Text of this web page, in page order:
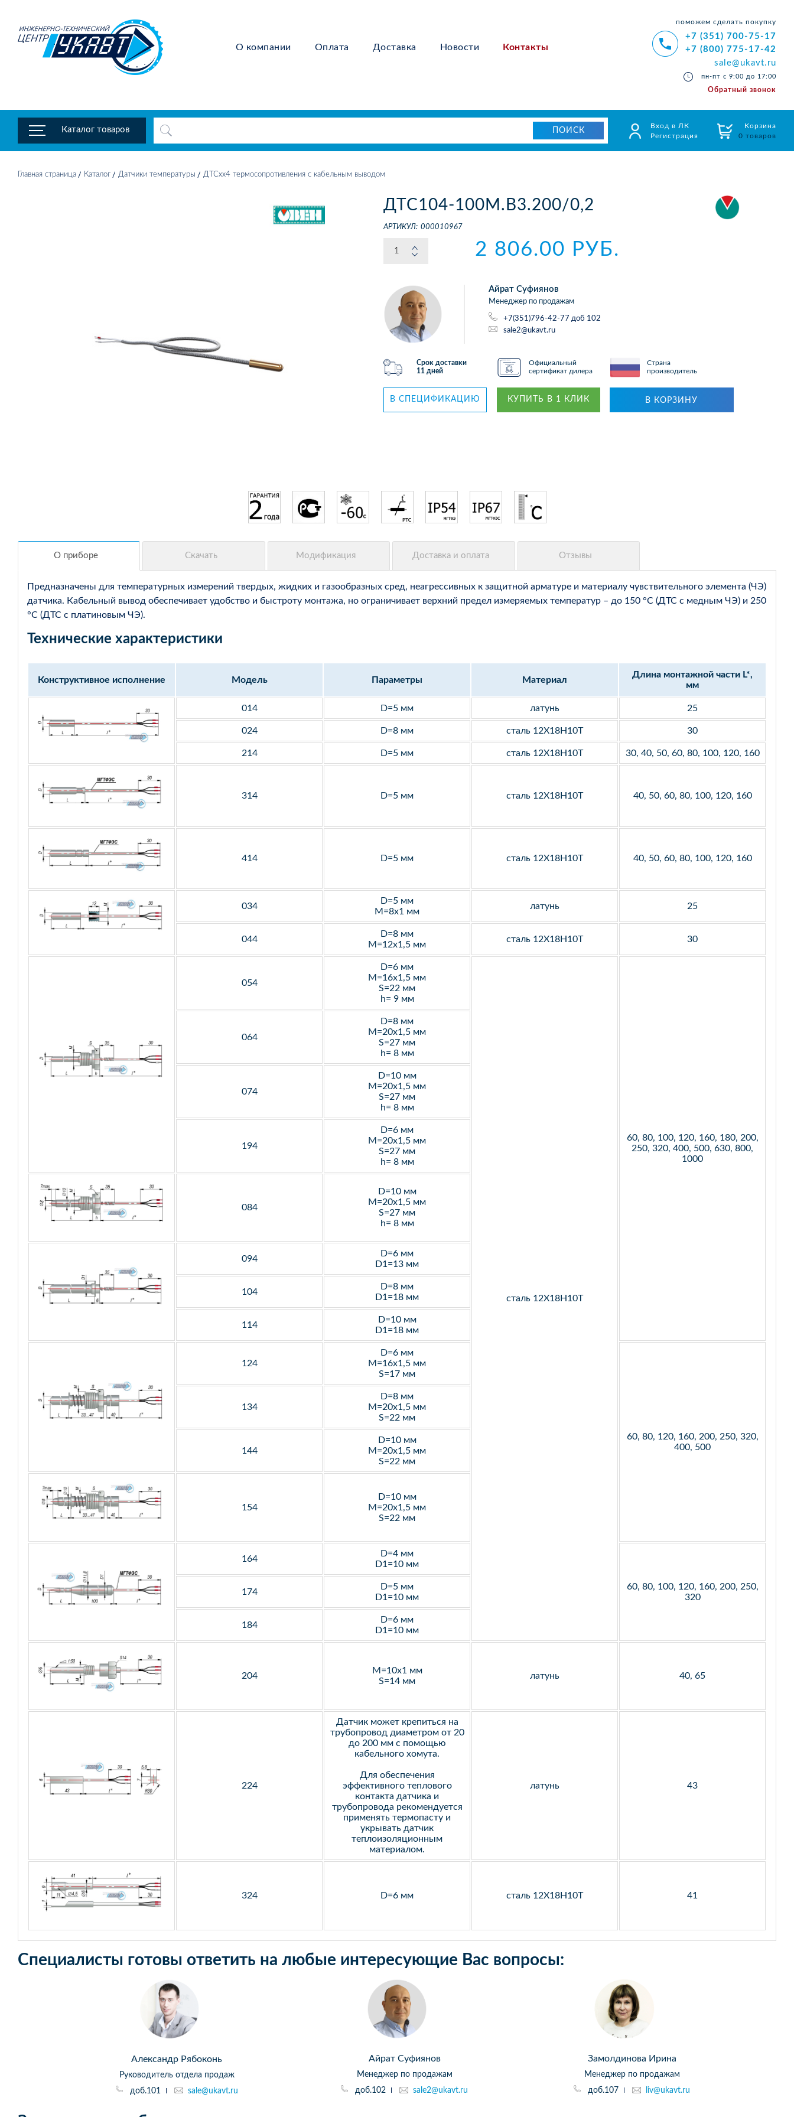
О компании Оплата Доставка Новости Контакты
поможем сделать покупку
+7 (351) 700-75-17
+7 (800) 775-17-42
sale@ukavt.ru
пн-пт с 9:00 до 17:00
Обратный звонок
Каталог товаров
Вход в ЛК
Регистрация
Корзина
0 товаров
Главная страница Каталог Датчики температуры ДТСхх4 термосопротивления с кабельным выводом
ДТС104-100М.В3.200/0,2
АРТИКУЛ: 000010967
2 806.00 РУБ.
Айрат Суфиянов
Менеджер по продажам
+7(351)796-42-77 доб 102
sale2@ukavt.ru
Срок доставки
11 дней
Официальный
сертификат дилера
Страна
производитель
В СПЕЦИФИКАЦИЮ КУПИТЬ В 1 КЛИК В КОРЗИНУ
Предназначены для температурных измерений твердых, жидких и газообразных сред, неагрессивных к защитной арматуре и материалу чувствительного элемента (ЧЭ)
датчика. Кабельный вывод обеспечивает удобство и быстроту монтажа, но ограничивает верхний предел измеряемых температур – до 150 °С (ДТС с медным ЧЭ) и 250
°С (ДТС с платиновым ЧЭ).
Технические характеристики
Конструктивное исполнение Модель Параметры Материал
Длина монтажной части L*,
мм
014 D=5 мм латунь 25
024 D=8 мм сталь 12Х18Н10Т 30
214 D=5 мм сталь 12Х18Н10Т 30, 40, 50, 60, 80, 100, 120, 160
314 D=5 мм сталь 12Х18Н10Т 40, 50, 60, 80, 100, 120, 160
414 D=5 мм сталь 12Х18Н10Т 40, 50, 60, 80, 100, 120, 160
034
D=5 мм
M=8х1 мм
латунь 25
044
D=8 мм
M=12х1,5 мм
сталь 12Х18Н10Т 30
054
D=6 мм
M=16х1,5 мм
S=22 мм
h= 9 мм
сталь 12Х18Н10Т
60, 80, 100, 120, 160, 180, 200,
250, 320, 400, 500, 630, 800,
1000
064
D=8 мм
M=20х1,5 мм
S=27 мм
h= 8 мм
074
D=10 мм
M=20х1,5 мм
S=27 мм
h= 8 мм
194
D=6 мм
M=20х1,5 мм
S=27 мм
h= 8 мм
084
D=10 мм
M=20х1,5 мм
S=27 мм
h= 8 мм
094
D=6 мм
D1=13 мм
104
D=8 мм
D1=18 мм
114
D=10 мм
D1=18 мм
124
D=6 мм
M=16х1,5 мм
S=17 мм
60, 80, 120, 160, 200, 250, 320,
400, 500
134
D=8 мм
M=20х1,5 мм
S=22 мм
144
D=10 мм
M=20х1,5 мм
S=22 мм
154
D=10 мм
M=20х1,5 мм
S=22 мм
164
D=4 мм
D1=10 мм
60, 80, 100, 120, 160, 200, 250,
320
174
D=5 мм
D1=10 мм
184
D=6 мм
D1=10 мм
204
M=10х1 мм
S=14 мм
латунь 40, 65
224
Датчик может крепиться на
трубопровод диаметром от 20
до 200 мм с помощью
кабельного хомута.
Для обеспечения
эффективного теплового
контакта датчика и
трубопровода рекомендуется
применять термопасту и
укрывать датчик
теплоизоляционным
материалом.
латунь 43
324 D=6 мм сталь 12Х18Н10Т 41
Специалисты готовы ответить на любые интересующие Вас вопросы:
Александр Рябоконь
Руководитель отдела продаж
доб.101
sale@ukavt.ru
Айрат Суфиянов
Менеджер по продажам
доб.102
sale2@ukavt.ru
Замолдинова Ирина
Менеджер по продажам
доб.107
liv@ukavt.ru